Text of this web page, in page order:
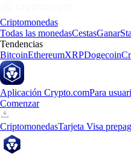
Criptomonedas
Todas las monedasCestasGanar
Tendencias
BitcoinEthereumXRPDogecoin
Aplicación Crypto.comPara
Comenzar
CriptomonedasTarjeta Visa